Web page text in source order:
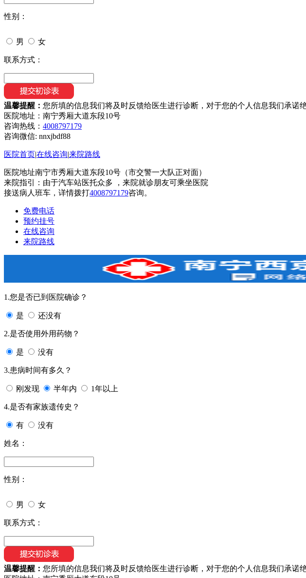
性别：
男 女
联系方式：
温馨提醒： 您所填的信息我们将及时反馈给医生进行诊断，对于您的个人信息我们承诺
医院地址：南宁秀厢大道东段10号
咨询热线： 4008797179
咨询微信: nnxjbdf88
医院首页|在线咨询|来院路线
医院地址南宁市秀厢大道东段10号（市交警一大队正对面）
来院指引：由于汽车站医托众多 ，来院就诊朋友可乘坐医院
接送病人班车，详情拨打4008797179咨询。
免费电话
预约挂号
在线咨询
来院路线
1.您是否已到医院确诊？
是 还没有
2.是否使用外用药物？
是 没有
3.患病时间有多久？
刚发现 半年内 1年以上
4.是否有家族遗传史？
有 没有
姓名：
性别：
男 女
联系方式：
温馨提醒： 您所填的信息我们将及时反馈给医生进行诊断，对于您的个人信息我们承诺